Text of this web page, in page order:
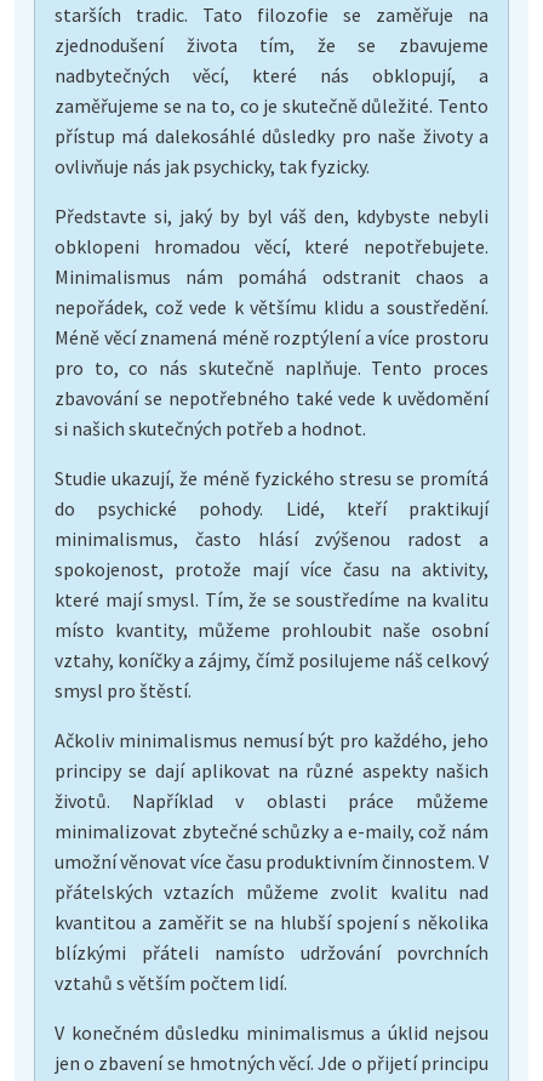
starších tradic. Tato filozofie se zaměřuje na
zjednodušení života tím, že se zbavujeme
nadbytečných věcí, které nás obklopují, a
zaměřujeme se na to, co je skutečně důležité. Tento
přístup má dalekosáhlé důsledky pro naše životy a
ovlivňuje nás jak psychicky, tak fyzicky.
Představte si, jaký by byl váš den, kdybyste nebyli
obklopeni hromadou věcí, které nepotřebujete.
Minimalismus nám pomáhá odstranit chaos a
nepořádek, což vede k většímu klidu a soustředění.
Méně věcí znamená méně rozptýlení a více prostoru
pro to, co nás skutečně naplňuje. Tento proces
zbavování se nepotřebného také vede k uvědomění
si našich skutečných potřeb a hodnot.
Studie ukazují, že méně fyzického stresu se promítá
do psychické pohody. Lidé, kteří praktikují
minimalismus, často hlásí zvýšenou radost a
spokojenost, protože mají více času na aktivity,
které mají smysl. Tím, že se soustředíme na kvalitu
místo kvantity, můžeme prohloubit naše osobní
vztahy, koníčky a zájmy, čímž posilujeme náš celkový
smysl pro štěstí.
Ačkoliv minimalismus nemusí být pro každého, jeho
principy se dají aplikovat na různé aspekty našich
životů. Například v oblasti práce můžeme
minimalizovat zbytečné schůzky a e-maily, což nám
umožní věnovat více času produktivním činnostem. V
přátelských vztazích můžeme zvolit kvalitu nad
kvantitou a zaměřit se na hlubší spojení s několika
blízkými přáteli namísto udržování povrchních
vztahů s větším počtem lidí.
V konečném důsledku minimalismus a úklid nejsou
jen o zbavení se hmotných věcí. Jde o přijetí principu